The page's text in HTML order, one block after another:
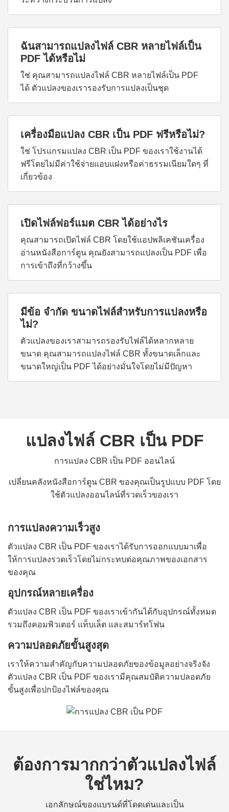
ฉันสามารถแปลงไฟล์ CBR หลายไฟล์เป็น
PDF ได้หรือไม่
ใช่ คุณสามารถแปลงไฟล์ CBR หลายไฟล์เป็น PDF
ได้ ตัวแปลงของเรารองรับการแปลงเป็นชุด
เครื่องมือแปลง CBR เป็น PDF ฟรีหรือไม่?
ใช่ โปรแกรมแปลง CBR เป็น PDF ของเราใช้งานได้
ฟรีโดยไม่มีค่าใช้จ่ายแอบแฝงหรือค่าธรรมเนียมใดๆ ที่
เกี่ยวข้อง
เปิดไฟล์ฟอร์แมต CBR ได้อย่างไร
คุณสามารถเปิดไฟล์ CBR โดยใช้แอปพลิเคชันเครื่อง
อ่านหนังสือการ์ตูน คุณยังสามารถแปลงเป็น PDF เพื่อ
การเข้าถึงที่กว้างขึ้น
มีข้อ จำกัด ขนาดไฟล์สำหรับการแปลงหรือ
ไม่?
ตัวแปลงของเราสามารถรองรับไฟล์ได้หลากหลาย
ขนาด คุณสามารถแปลงไฟล์ CBR ทั้งขนาดเล็กและ
ขนาดใหญ่เป็น PDF ได้อย่างมั่นใจโดยไม่มีปัญหา
แปลงไฟล์ CBR เป็น PDF
การแปลง CBR เป็น PDF ออนไลน์
เปลี่ยนคลังหนังสือการ์ตูน CBR ของคุณเป็นรูปแบบ PDF โดย
ใช้ตัวแปลงออนไลน์ที่รวดเร็วของเรา
การแปลงความเร็วสูง
ตัวแปลง CBR เป็น PDF ของเราได้รับการออกแบบมาเพื่อ
ให้การแปลงรวดเร็วโดยไม่กระทบต่อคุณภาพของเอกสาร
ของคุณ
อุปกรณ์หลายเครื่อง
ตัวแปลง CBR เป็น PDF ของเราเข้ากันได้กับอุปกรณ์ทั้งหมด
รวมถึงคอมพิวเตอร์ แท็บเล็ต และสมาร์ทโฟน
ความปลอดภัยขั้นสูงสุด
เราให้ความสำคัญกับความปลอดภัยของข้อมูลอย่างจริงจัง
ตัวแปลง CBR เป็น PDF ของเรามีคุณสมบัติความปลอดภัย
ขั้นสูงเพื่อปกป้องไฟล์ของคุณ
ต้องการมากกว่าตัวแปลงไฟล์
ใช่ไหม?
เอกลักษณ์ของแบรนด์ที่โดดเด่นและเป็น